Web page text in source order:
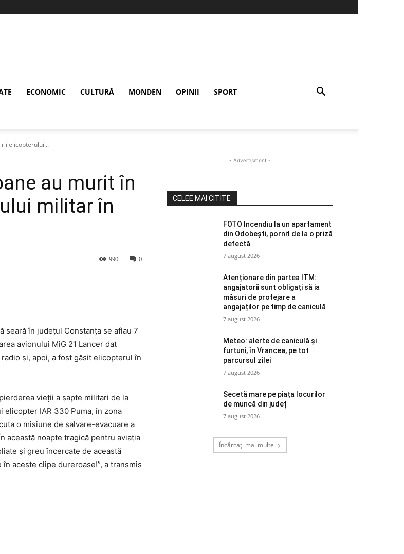
ECONOMIC CULTURĂ MONDEN OPINII SPORT
elicopterului...
au murit în
militar în
0
990
seară în județul Constanța se aflau 7
avionului MiG 21 Lancer dat
și, apoi, a fost găsit elicopterul în
vieții a șapte militari de la
elicopter IAR 330 Puma, în zona
o misiune de salvare-evacuare a
această noapte tragică pentru aviația
și greu încercate de această
aceste clipe dureroase!”, a transmis
- Advertisment -
CELEE MAI CITITE
FOTO Incendiu la un apartament
din Odobești, pornit de la o priză
defectă
7 august 2026
Atenționare din partea ITM:
angajatorii sunt obligați să ia
măsuri de protejare a
angajaților pe timp de caniculă
7 august 2026
Meteo: alerte de caniculă și
furtuni, în Vrancea, pe tot
parcursul zilei
7 august 2026
Secetă mare pe piața locurilor
de muncă din județ
7 august 2026
Încărcați mai multe